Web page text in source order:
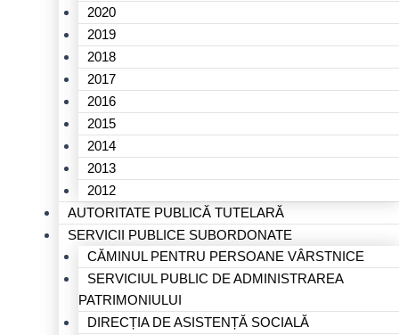
2020
2019
2018
2017
2016
2015
2014
2013
2012
AUTORITATE PUBLICĂ TUTELARĂ
SERVICII PUBLICE SUBORDONATE
CĂMINUL PENTRU PERSOANE VÂRSTNICE
SERVICIUL PUBLIC DE ADMINISTRAREA
PATRIMONIULUI
DIRECȚIA DE ASISTENȚĂ SOCIALĂ